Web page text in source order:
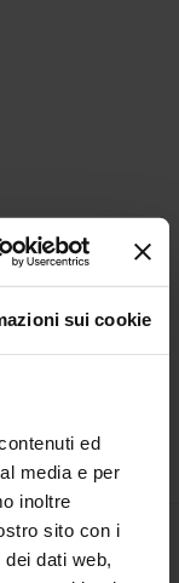
sui cookie
ed
media e per
inoltre
sito con i
dati web,
CUCINA
DELLA
LA CURA